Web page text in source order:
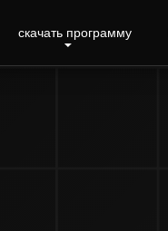
скачать программу